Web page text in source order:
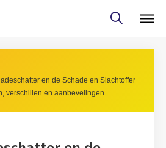
en de Schade en Slachtoffer
verschillen en aanbevelingen